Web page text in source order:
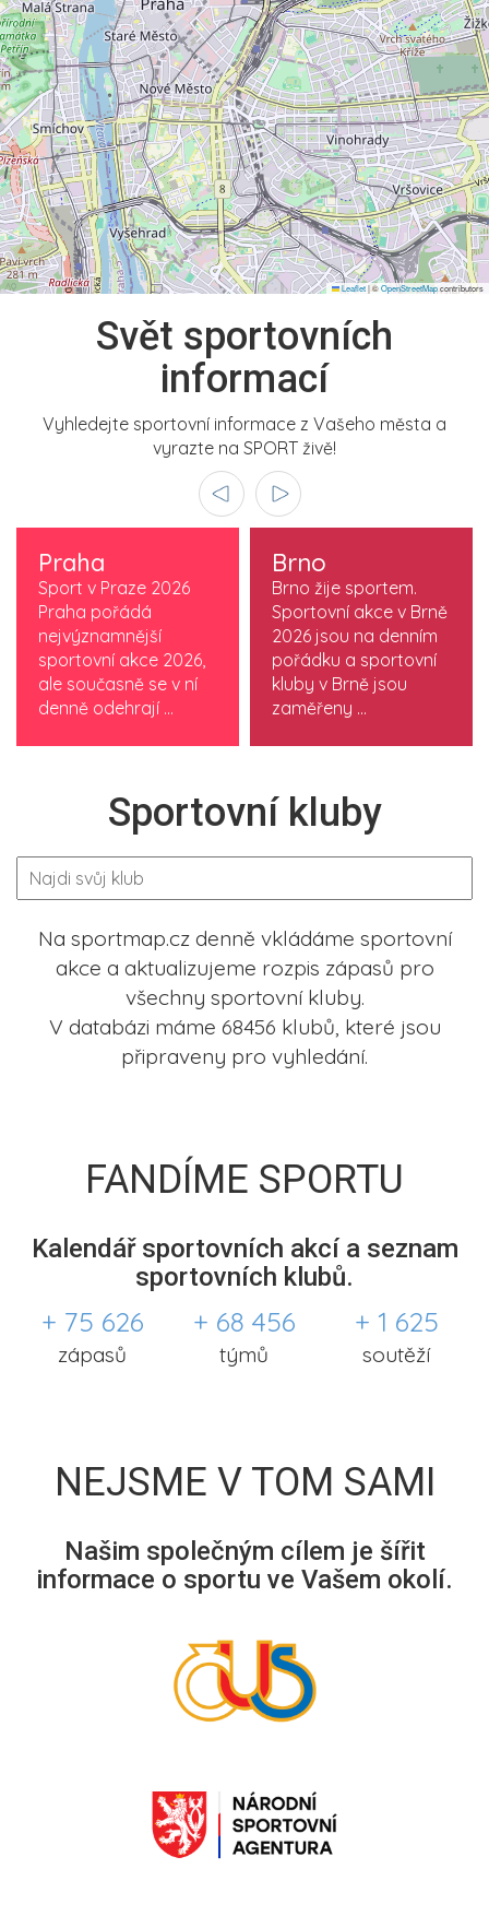
Leaflet|©OpenStreetMapcontributors
Svět sportovních
informací
Vyhledejte sportovní informace z Vašeho města a
vyrazte na SPORT živě!
Praha
Sport v Praze 2026
Praha pořádá
nejvýznamnější
sportovní akce 2026,
ale současně se v ní
denně odehrají ...
Brno
Brno žije sportem.
Sportovní akce v Brně
2026 jsou na denním
pořádku a sportovní
kluby v Brně jsou
zaměřeny ...
Sportovní kluby
Na sportmap.cz denně vkládáme sportovní
akce a aktualizujeme rozpis zápasů pro
všechny sportovní kluby.
V databázi máme 68456 klubů, které jsou
připraveny pro vyhledání.
FANDÍME SPORTU
Kalendář sportovních akcí a seznam
sportovních klubů.
+ 75 626
zápasů
+ 68 456
týmů
+ 1 625
soutěží
NEJSME V TOM SAMI
Našim společným cílem je šířit
informace o sportu ve Vašem okolí.